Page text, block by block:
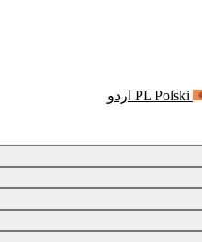
PL Polski اردو